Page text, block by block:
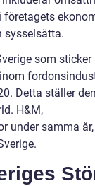
företagets
sysselsätta.
som sticker
Detta ställer
H&M,
under samma